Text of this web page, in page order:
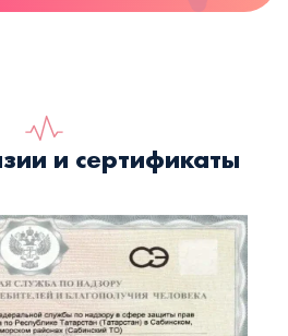
и сертификаты